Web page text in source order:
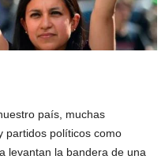
país, muchas
partidos políticos como
levantan la bandera de una